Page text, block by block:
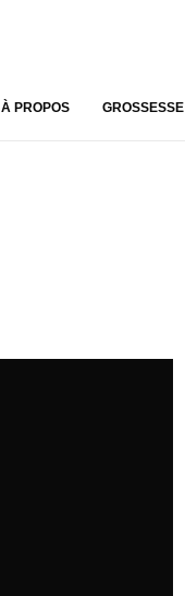
À PROPOS GROSSESSE